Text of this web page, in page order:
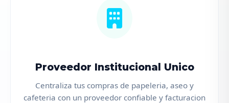
Proveedor Institucional Unico
Centraliza tus compras de papeleria, aseo y
cafeteria con un proveedor confiable y facturacion